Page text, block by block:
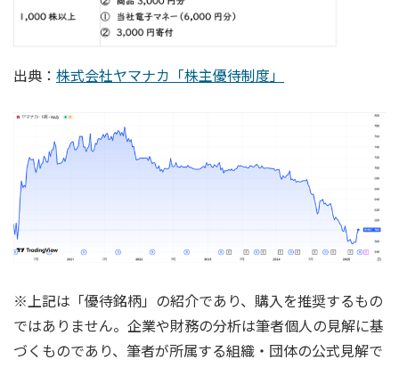
出典： 株式会社ヤマナカ「株主優待制度」
※上記は「優待銘柄」の紹介であり、購入を推奨するもの
ではありません。企業や財務の分析は筆者個人の見解に基
づくものであり、筆者が所属する組織・団体の公式見解で